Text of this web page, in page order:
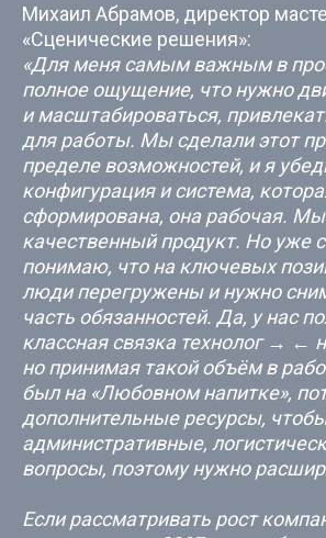
Михаил Абрамов, директор
«Сценические решения»:
«Для меня самым важным в
полное ощущение, что нужно
и масштабироваться,
для работы. Мы сделали этот
пределе возможностей, и я
конфигурация и система,
сформирована, она рабочая.
качественный продукт. Но уже
понимаю, что на ключевых
люди перегружены и нужно
часть обязанностей. Да, у нас
классная связка технолог → ←
но принимая такой объём в
был на «Любовном напитке»,
дополнительные ресурсы,
административные,
вопросы, поэтому нужно
Если рассматривать рост